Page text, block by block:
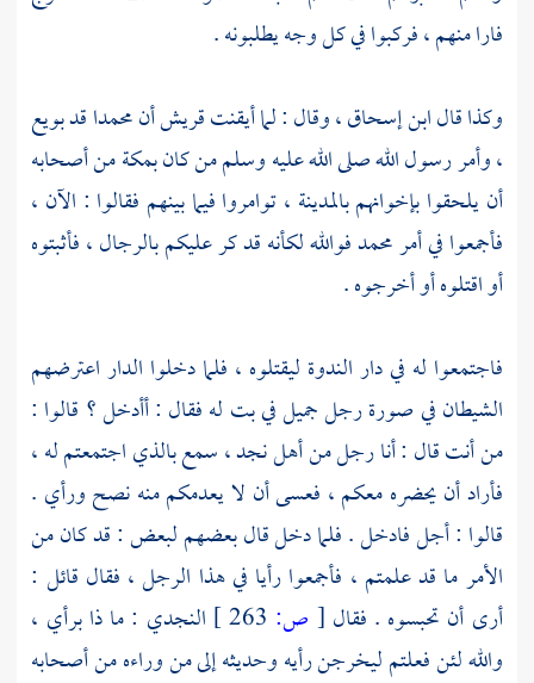
فارا منهم ، فركبوا في كل وجه يطلبونه .
وكذا قالابن إسحاق، وقال : لما أيقنتقريشأنمحمداقد بويع
، وأمر رسول الله صلى الله عليه وسلم من كانبمكةمن أصحابه
أن يلحقوا بإخوانهمبالمدينة ،توامروا فيما بينهم فقالوا : الآن ،
فأجمعوا في أمرمحمدفوالله لكأنه قد كر عليكم بالرجال ، فأثبتوه
أو اقتلوه أو أخرجوه .
فاجتمعوا له فيدار الندوة ليقتلوه ، فلما دخلوا الدار اعترضهم
الشيطان في صورة رجل جميل في بت له فقال : أأدخل ؟ قالوا :
من أنت قال : أنا رجل منأهلنجد ،سمع بالذي اجتمعتم له ،
فأراد أن يحضره معكم ، فعسى أن لا يعدمكم منه نصح ورأي .
قالوا : أجل فادخل . فلما دخل قال بعضهم لبعض : قد كان من
الأمر ما قد علمتم ، فأجمعوا رأيا في هذا الرجل ، فقال قائل :
أرى أن تحبسوه . فقال [ ص:
النجدي : ما ذا برأي ،
والله لئن فعلتم ليخرجن رأيه وحديثه إلى من وراءه من أصحابه